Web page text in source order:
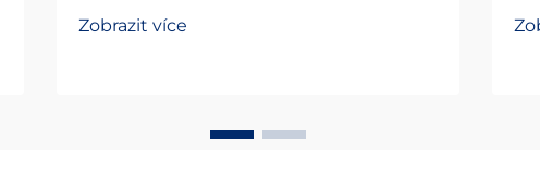
komponenty. Průmyslové zařízení,
Zobrazit více